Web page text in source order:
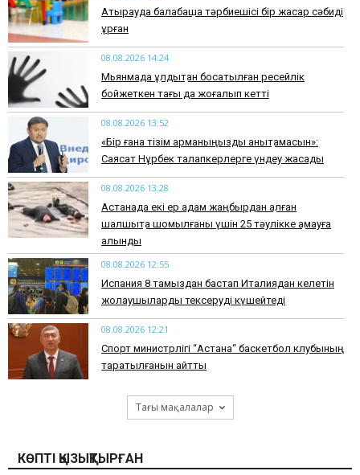
Атырауда балабақша тәрбиешісі бір жасар сәбиді
ұрған
08.08.2026 14:24
Мьянмада құлдықтан босатылған ресейлік
бойжеткен тағы да жоғалып кетті
08.08.2026 13:52
«Бір ғана тізім арманыңызды анықтамасын»:
Саясат Нұрбек талапкерлерге үндеу жасады
08.08.2026 13:28
Астанада екі ер адам жаңбырдан қалған
шалшықта шомылғаны үшін 25 тәулікке қамауға
алынды
08.08.2026 12:55
Испания 8 тамыздан бастап Италиядан келетін
жолаушыларды тексеруді күшейтеді
08.08.2026 12:21
Спорт министрлігі “Астана“ баскетбол клубының
таратылғанын айтты
Тағы мақалалар
КӨПТІ ҚЫЗЫҚТЫРҒАН